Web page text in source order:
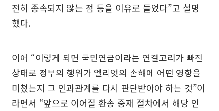
전히 종속되지 않는 점 등을 이유로 들었다”고 설명
했다.
이어 “이렇게 되면 국민연금이라는 연결고리가 빠진
상태로 정부의 행위가 엘리엇의 손해에 어떤 영향을
미쳤는지 그 인과관계를 다시 판단받아야 하는 것”이
라면서 “앞으로 이어질 환송 중재 절차에서 해당 인